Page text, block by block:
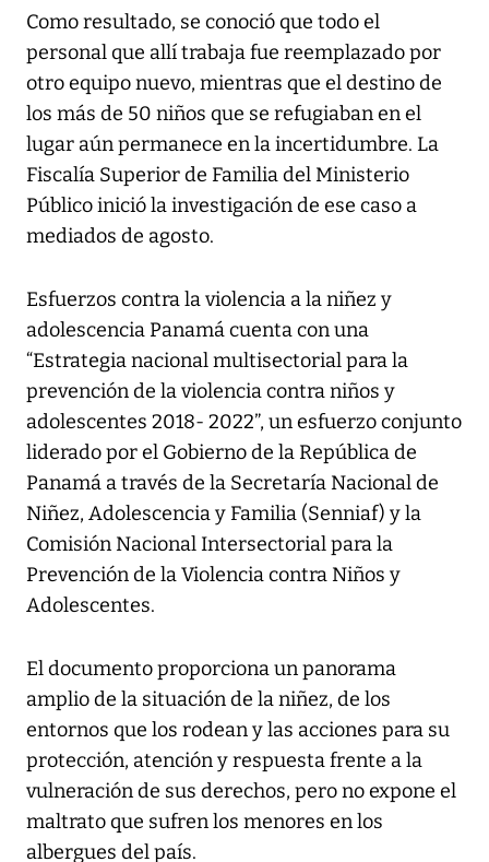
Como resultado, se conoció que todo el
personal que allí trabaja fue reemplazado por
otro equipo nuevo, mientras que el destino de
los más de 50 niños que se refugiaban en el
lugar aún permanece en la incertidumbre. La
Fiscalía Superior de Familia del Ministerio
Público inició la investigación de ese caso a
mediados de agosto.
Esfuerzos contra la violencia a la niñez y
adolescencia Panamá cuenta con una
“Estrategia nacional multisectorial para la
prevención de la violencia contra niños y
adolescentes 2018- 2022”, un esfuerzo conjunto
liderado por el Gobierno de la República de
Panamá a través de la Secretaría Nacional de
Niñez, Adolescencia y Familia (Senniaf) y la
Comisión Nacional Intersectorial para la
Prevención de la Violencia contra Niños y
Adolescentes.
El documento proporciona un panorama
amplio de la situación de la niñez, de los
entornos que los rodean y las acciones para su
protección, atención y respuesta frente a la
vulneración de sus derechos, pero no expone el
maltrato que sufren los menores en los
albergues del país.